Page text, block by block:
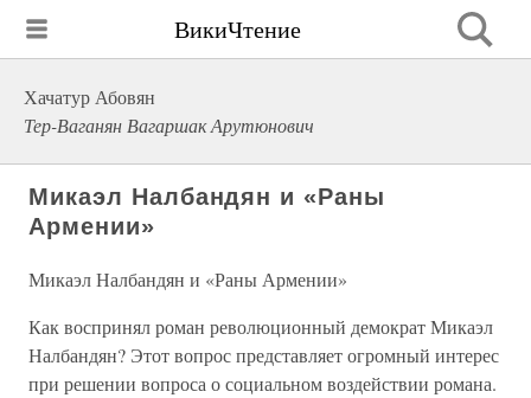
ВикиЧтение
Хачатур Абовян
Тер-Ваганян Вагаршак Арутюнович
Микаэл Налбандян и «Раны
Армении»
Микаэл Налбандян и «Раны Армении»
Как воспринял роман революционный демократ Микаэл
Налбандян? Этот вопрос представляет огромный интерес
при решении вопроса о социальном воздействии романа.